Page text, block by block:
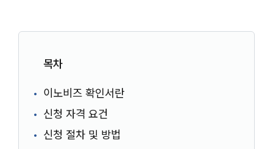
목차
이노비즈 확인서란
신청 자격 요건
신청 절차 및 방법